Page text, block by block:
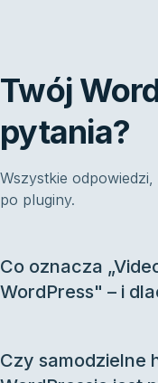
Twój
pytania?
Wszystkie
po pluginy.
Co oznacza
WordPress" – i
Czy samodzielne